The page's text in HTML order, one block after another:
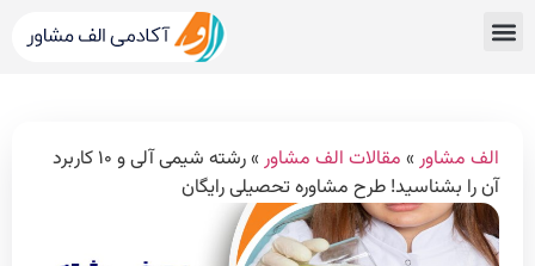
الف مشاور » مقالات الف مشاور »
رشته شیمی آلی و ۱۰ کاربرد
آن را بشناسید! طرح مشاوره تحصیلی رایگان